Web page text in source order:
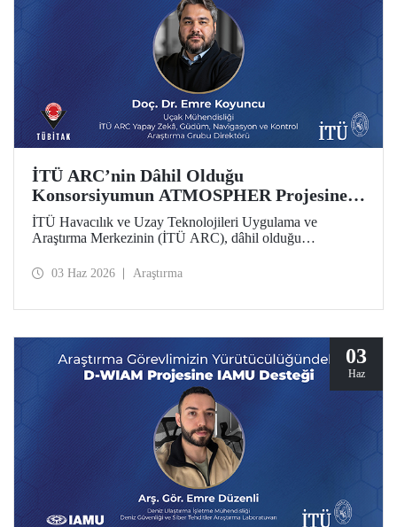
İTÜ ARC’nin Dâhil Olduğu
Konsorsiyumun ATMOSPHER Projesine
Ufuk Avrupa Desteği
İTÜ Havacılık ve Uzay Teknolojileri Uygulama ve
Araştırma Merkezinin (İTÜ ARC), dâhil olduğu
Avrupa desteği kazandı. Bu projeyle İTÜ ARC’nin hava
03 Haz 2026 Araştırma
03
Haz